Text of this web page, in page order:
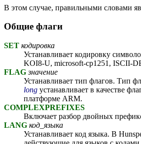
В этом случае, правильными словами
Общие флаги
SET кодировка
Устанавливает кодировку
KOI8-U, microsoft-cp1251, ISCII-
FLAGзначение
Устанавливает тип флагов. Тип
long устанавливает в качестве
платформе ARM.
COMPLEXPREFIXES
Включает разбор двойных
LANG код_языка
Устанавливает код языка. В